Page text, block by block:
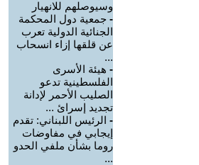
وسيوصلهم للانهيار
- جمعية دول المحكمة
الجنائية الدولية تعرب
عن قلقها إزاء انسحاب
...
- هيئة الأسرى
الفلسطينية تدعو
الصليب الأحمر لإدانة
تجديد إسرائ ...
- الرئيس اللبناني: تقدم
إيجابي في مفاوضات
روما بشأن ملفي الحدو
...